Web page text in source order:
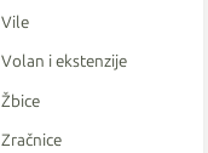
Vile
Volan i ekstenzije
Žbice
Zračnice